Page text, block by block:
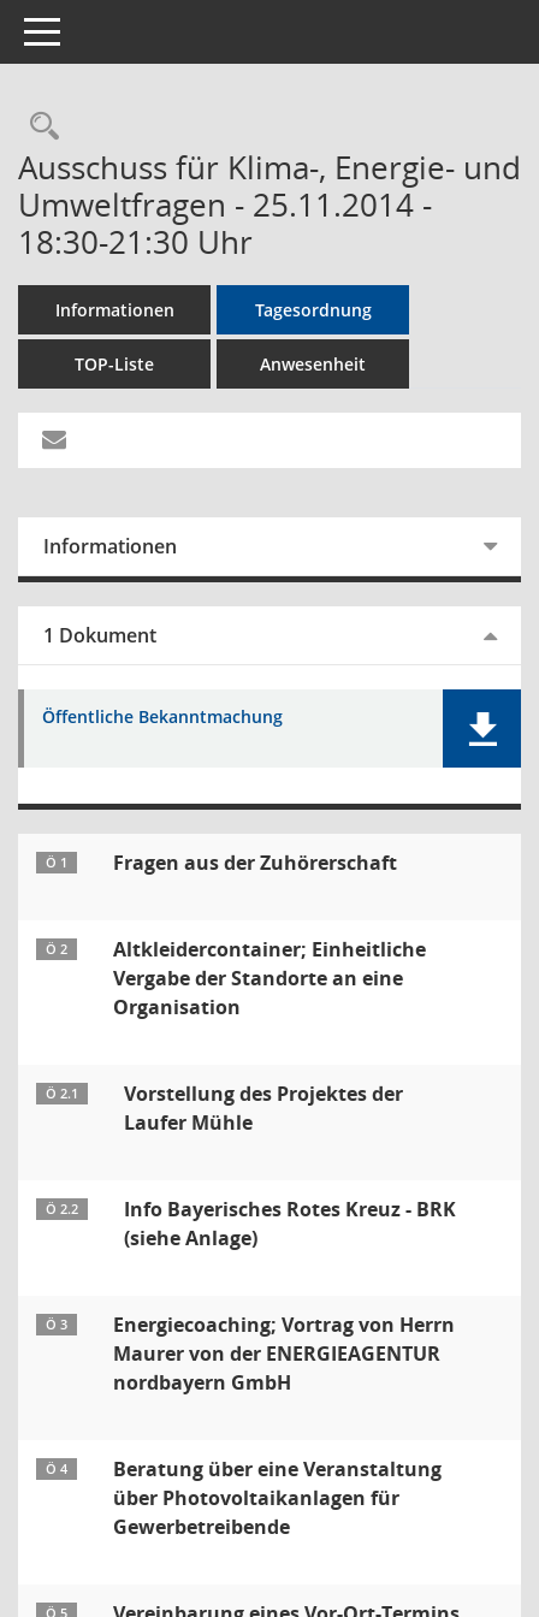
Toggle navigation
Rechercheauswahl
Ausschuss für Klima-, Energie- und
Umweltfragen - 25.11.2014 -
18:30-21:30 Uhr
Informationen Tagesordnung
TOP-Liste Anwesenheit
Informationen
1 Dokument
Öffentliche Bekanntmachung
Ö 1 Fragen aus der Zuhörerschaft
Ö 2
Altkleidercontainer; Einheitliche
Vergabe der Standorte an eine
Organisation
Ö 2.1
Vorstellung des Projektes der
Laufer Mühle
Ö 2.2
Info Bayerisches Rotes Kreuz - BRK
(siehe Anlage)
Ö 3
Energiecoaching; Vortrag von Herrn
Maurer von der ENERGIEAGENTUR
nordbayern GmbH
Ö 4
Beratung über eine Veranstaltung
über Photovoltaikanlagen für
Gewerbetreibende
Ö 5